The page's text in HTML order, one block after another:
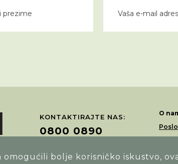
omogućili bolje korisničko iskustvo,
KONTAKTIRAJTE NAS:
0800 0890
POTRAŽITE NAS NA:
O